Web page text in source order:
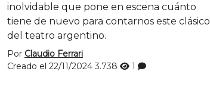
inolvidable que pone en escena cuánto
tiene de nuevo para contarnos este clásico
del teatro argentino.
Por Claudio Ferrari
Creado el 22/11/20243.738 1